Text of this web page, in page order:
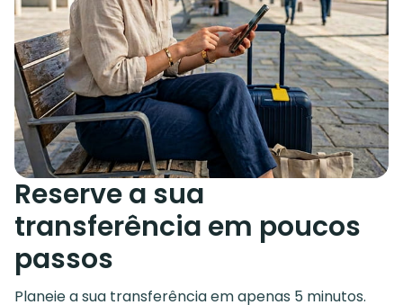
Reserve a sua
transferência em poucos
passos
Planeie a sua transferência em apenas 5 minutos.